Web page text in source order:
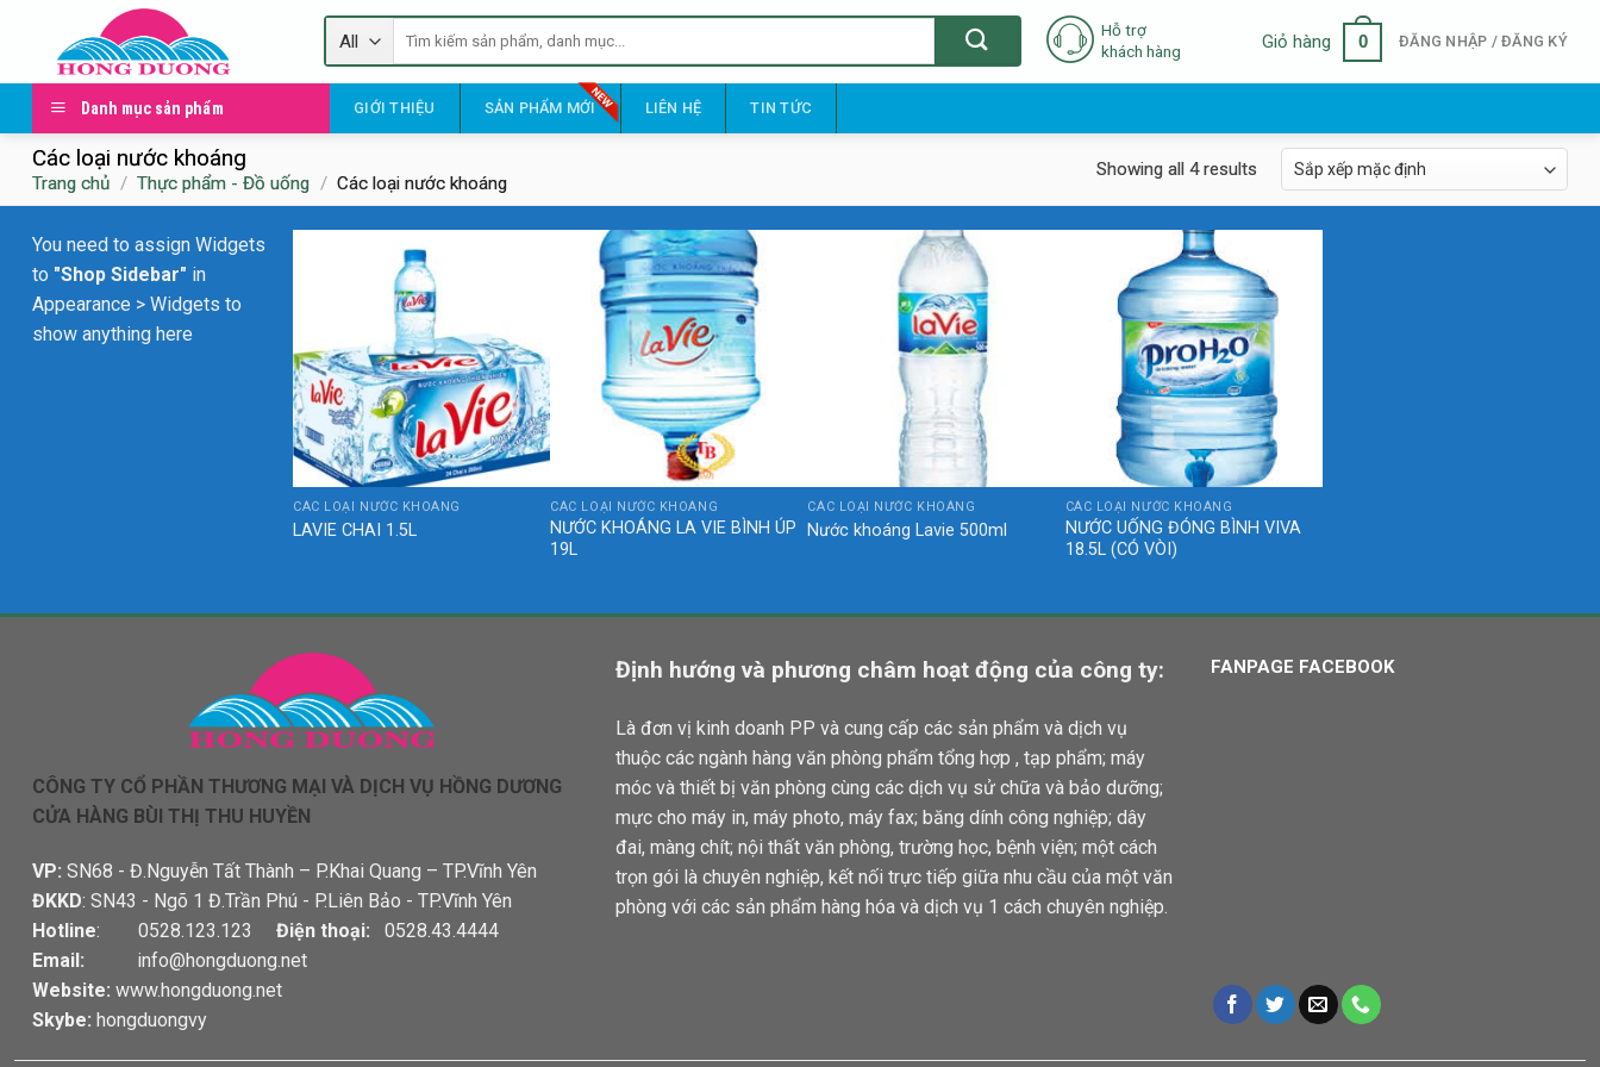
content
Tìm
Hỗ trợ
khách hàng
Giỏ hàng 0 ĐĂNG NHẬP / ĐĂNG KÝ
Danh mục sản phẩm GIỚI THIỆU SẢN PHẨM MỚI LIÊN HỆ TIN TỨC
Các loại nước khoáng
Trang chủ / Thực phẩm - Đồ uống / Các loại nước khoáng
Showing all 4 results
You need to assign Widgets
to "Shop Sidebar" in
Appearance > Widgets to
show anything here
CÁC LOẠI NƯỚC KHOÁNG
LAVIE CHAI 1.5L
CÁC LOẠI NƯỚC KHOÁNG
NƯỚC KHOÁNG LA VIE BÌNH ÚP
19L
CÁC LOẠI NƯỚC KHOÁNG
Nước khoáng Lavie 500ml
CÁC LOẠI NƯỚC KHOÁNG
NƯỚC UỐNG ĐÓNG BÌNH VIVA
18.5L (CÓ VÒI)
CÔNG TY CỔ PHẦN THƯƠNG MẠI VÀ DỊCH VỤ HỒNG DƯƠNG
CỬA HÀNG BÙI THỊ THU HUYỀN
VP: SN68 - Đ.Nguyễn Tất Thành – P.Khai Quang – TP.Vĩnh Yên
ĐKKD: SN43 - Ngõ 1 Đ.Trần Phú - P.Liên Bảo - TP.Vĩnh Yên
Hotline: 0528.123.123 Điện thoại: 0528.43.4444
Email:
info@hongduong.net
Website: www.hongduong.net
Skybe: hongduongvy
Định hướng và phương châm hoạt động của công ty:
Là đơn vị kinh doanh PP và cung cấp các sản phẩm và dịch vụ
thuộc các ngành hàng văn phòng phẩm tổng hợp , tạp phẩm; máy
móc và thiết bị văn phòng cùng các dịch vụ sử chữa và bảo dưỡng;
mực cho máy in, máy photo, máy fax; băng dính công nghiệp; dây
đai, màng chít; nội thất văn phòng, trường học, bệnh viện; một cách
trọn gói là chuyên nghiệp, kết nối trực tiếp giữa nhu cầu của một văn
phòng với các sản phẩm hàng hóa và dịch vụ 1 cách chuyên nghiệp.
FANPAGE FACEBOOK